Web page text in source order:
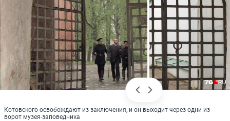
Котовского освобождают из заключения, и он выходит через одни из
ворот музея-заповедника